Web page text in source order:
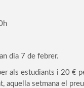
dia 7 de febrer.
als estudiants i 20 €
aquella setmana el